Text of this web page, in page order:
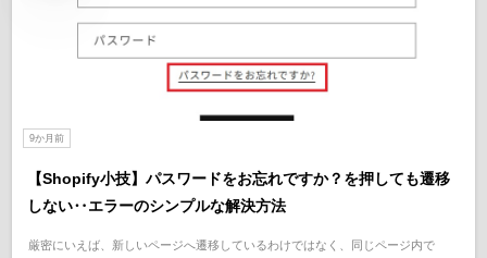
9か月前
【Shopify小技】パスワードをお忘れですか？を押しても遷移
しない‥エラーのシンプルな解決方法
厳密にいえば、新しいページへ遷移しているわけではなく、同じページ内で